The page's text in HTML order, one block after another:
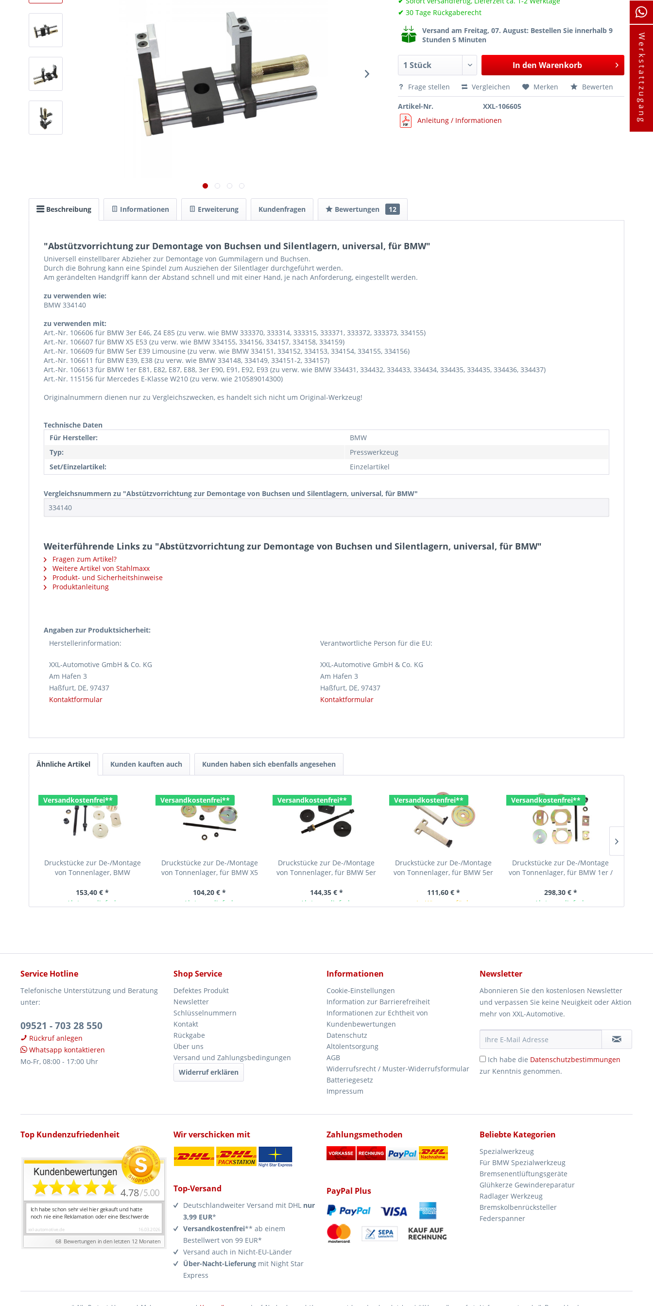
✔ 30 Tage Rückgaberecht
Versand am Freitag, 07. August: Bestellen Sie innerhalb 9
Stunden 5 Minuten
In den Warenkorb
Frage stellen Vergleichen Merken Bewerten
Artikel-Nr.
XXL-106605
Anleitung / Informationen
Beschreibung Informationen Erweiterung Kundenfragen Bewertungen 12
"Abstützvorrichtung zur Demontage von Buchsen und Silentlagern, universal, für BMW"
Universell einstellbarer Abzieher zur Demontage von Gummilagern und Buchsen.
Durch die Bohrung kann eine Spindel zum Ausziehen der Silentlager durchgeführt werden.
Am gerändelten Handgriff kann der Abstand schnell und mit einer Hand, je nach Anforderung, eingestellt werden.
zu verwenden wie:
BMW 334140
zu verwenden mit:
Art.-Nr. 106606 für BMW 3er E46, Z4 E85 (zu verw. wie BMW 333370, 333314, 333315, 333371, 333372, 333373, 334155)
Art.-Nr. 106607 für BMW X5 E53 (zu verw. wie BMW 334155, 334156, 334157, 334158, 334159)
Art.-Nr. 106609 für BMW 5er E39 Limousine (zu verw. wie BMW 334151, 334152, 334153, 334154, 334155, 334156)
Art.-Nr. 106611 für BMW E39, E38 (zu verw. wie BMW 334148, 334149, 334151-2, 334157)
Art.-Nr. 106613 für BMW 1er E81, E82, E87, E88, 3er E90, E91, E92, E93 (zu verw. wie BMW 334431, 334432, 334433, 334434, 334435, 334435, 334436, 334437)
Art.-Nr. 115156 für Mercedes E-Klasse W210 (zu verw. wie 210589014300)
Originalnummern dienen nur zu Vergleichszwecken, es handelt sich nicht um Original-Werkzeug!
Technische Daten
Für Hersteller:
BMW
Typ:
Presswerkzeug
Set/Einzelartikel:
Einzelartikel
Vergleichsnummern zu "Abstützvorrichtung zur Demontage von Buchsen und Silentlagern, universal, für BMW"
334140
Weiterführende Links zu "Abstützvorrichtung zur Demontage von Buchsen und Silentlagern, universal, für BMW"
Fragen zum Artikel?
Weitere Artikel von Stahlmaxx
Produkt- und Sicherheitshinweise
Produktanleitung
Angaben zur Produktsicherheit:
Herstellerinformation:
XXL-Automotive GmbH & Co. KG
Am Hafen 3
Haßfurt, DE, 97437
Kontaktformular
Verantwortliche Person für die EU:
XXL-Automotive GmbH & Co. KG
Am Hafen 3
Haßfurt, DE, 97437
Kontaktformular
Ähnliche Artikel Kunden kauften auch Kunden haben sich ebenfalls angesehen
Versandkostenfrei**
Druckstücke zur De-/Montage
von Tonnenlager, BMW
153,40 € *
Ab Lager lieferbar
Versandkostenfrei**
Druckstücke zur De-/Montage
von Tonnenlager, für BMW X5
104,20 € *
Ab Lager lieferbar
Versandkostenfrei**
Druckstücke zur De-/Montage
von Tonnenlager, für BMW 5er
144,35 € *
Ab Lager lieferbar
Versandkostenfrei**
Druckstücke zur De-/Montage
von Tonnenlager, für BMW 5er
111,60 € *
In Kürze verfügbar
Versandkostenfrei**
Druckstücke zur De-/Montage
von Tonnenlager, für BMW 1er /
298,30 € *
Ab Lager lieferbar
Service Hotline
Telefonische Unterstützung und Beratung
unter:
09521 - 703 28 550
Rückruf anlegen
Whatsapp kontaktieren
Mo-Fr, 08:00 - 17:00 Uhr
Shop Service
Defektes Produkt
Newsletter
Schlüsselnummern
Kontakt
Rückgabe
Über uns
Versand und Zahlungsbedingungen
Widerruf erklären
Informationen
Cookie-Einstellungen
Information zur Barrierefreiheit
Informationen zur Echtheit von
Kundenbewertungen
Datenschutz
Altölentsorgung
AGB
Widerrufsrecht / Muster-Widerrufsformular
Batteriegesetz
Impressum
Newsletter
Abonnieren Sie den kostenlosen Newsletter
und verpassen Sie keine Neuigkeit oder Aktion
mehr von XXL-Automotive.
Ich habe die Datenschutzbestimmungen
zur Kenntnis genommen.
Top Kundenzufriedenheit Wir verschicken mit
Top-Versand
Deutschlandweiter Versand mit DHL nur
3,99 EUR*
Versandkostenfrei** ab einem
Bestellwert von 99 EUR*
Versand auch in Nicht-EU-Länder
Über-Nacht-Lieferung mit Night Star
Express
Zahlungsmethoden
PayPal Plus
Beliebte Kategorien
Spezialwerkzeug
Für BMW Spezialwerkzeug
Bremsenentlüftungsgeräte
Glühkerze Gewindereparatur
Radlager Werkzeug
Bremskolbenrücksteller
Federspanner
Werkstattzugang